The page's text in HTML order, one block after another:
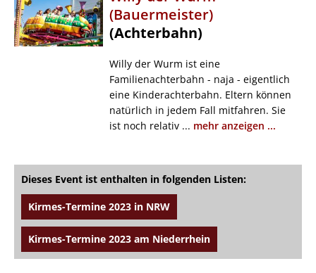
(Bauermeister)
(Achterbahn)
Willy der Wurm ist eine
Familienachterbahn - naja - eigentlich
eine Kinderachterbahn. Eltern können
natürlich in jedem Fall mitfahren. Sie
ist noch relativ ... mehr anzeigen ...
Dieses Event ist enthalten in folgenden Listen:
Kirmes-Termine 2023 in NRW
Kirmes-Termine 2023 am Niederrhein